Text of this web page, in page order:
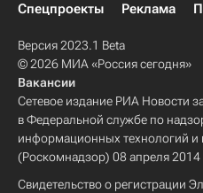
Спецпроекты
Реклама
Версия 2023.1 Beta
© 2026 МИА «Россия сегодня»
Вакансии
Сетевое издание РИА Новости
в Федеральной службе по
информационных технологий
(Роскомнадзор) 08 апреля 2014
Свидетельство о регистрации